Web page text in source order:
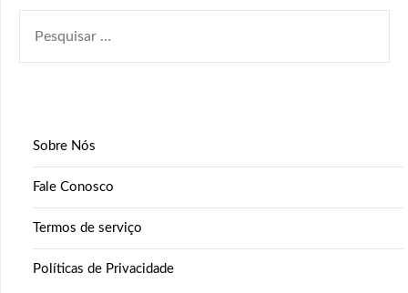
POR:
Sobre Nós
Fale Conosco
Termos de serviço
Políticas de Privacidade